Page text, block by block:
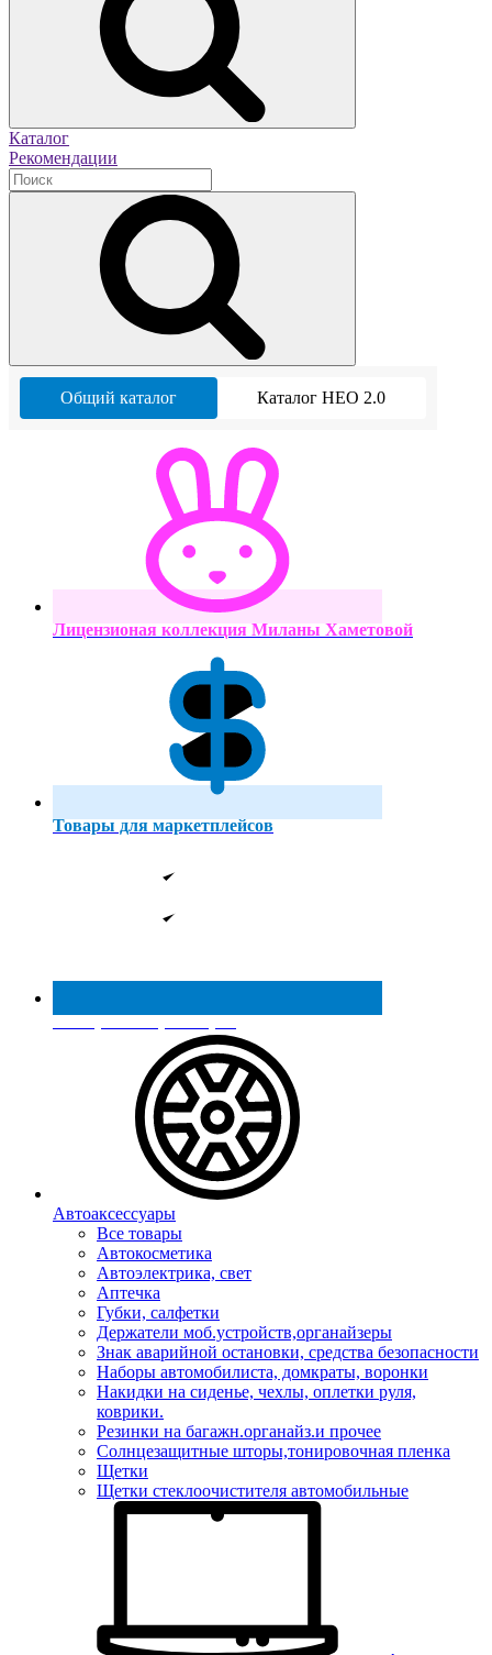
Каталог
Рекомендации
Общий каталог Каталог НЕО 2.0
Лицензионая коллекция Миланы Хаметовой
Товары для маркетплейсов
Реестр МинПромТорга
Автоаксессуары
Все товары
Автокосметика
Автоэлектрика, свет
Аптечка
Губки, салфетки
Держатели моб.устройств,органайзеры
Знак аварийной остановки, средства безопасности
Наборы автомобилиста, домкраты, воронки
Накидки на сиденье, чехлы, оплетки руля,
коврики.
Резинки на багажн.органайз.и прочее
Солнцезащитные шторы,тонировочная пленка
Щетки
Щетки стеклоочистителя автомобильные